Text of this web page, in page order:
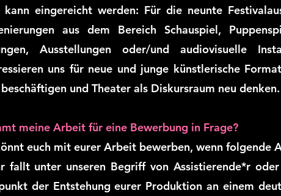
kann eingereicht werden: Für die neunte
aus dem Bereich Schauspiel,
Ausstellungen oder/und audiovisuelle
uns für neue und junge künstlerische
und Theater als Diskursraum neu denken.
meine Arbeit für eine Bewerbung in Frage?
euch mit eurer Arbeit bewerben, wenn folgende
fallt unter unseren Begriff von Assistierende*r
der Entstehung eurer Produktion an einem